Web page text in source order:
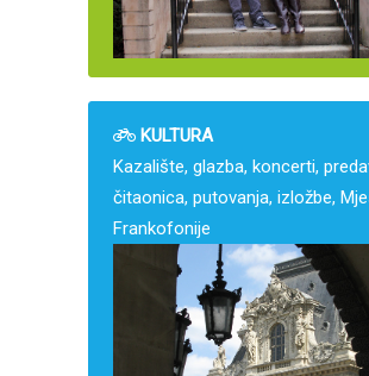
KULTURA
Kazalište, glazba, koncerti,
čitaonica, putovanja, izložbe,
Frankofonije